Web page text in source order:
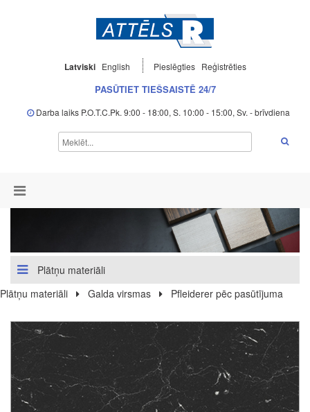
Latviski English Pieslēgties Reģistrēties
PASŪTIET TIEŠSAISTĒ 24/7
Darba laiks P.O.T.C.Pk. 9:00 - 18:00, S. 10:00 - 15:00, Sv. - brīvdiena
Plātņu materiāli
Plātņu materiāli
Galda virsmas Pfleiderer pēc pasūtījuma